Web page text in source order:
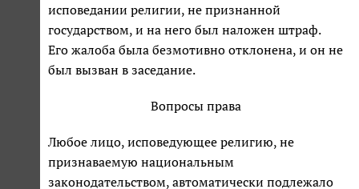
исповедании религии, не признанной
государством, и на него был наложен штраф.
Его жалоба была безмотивно отклонена, и он не
был вызван в заседание.
Вопросы права
Любое лицо, исповедующее религию, не
признаваемую национальным
законодательством, автоматически подлежало